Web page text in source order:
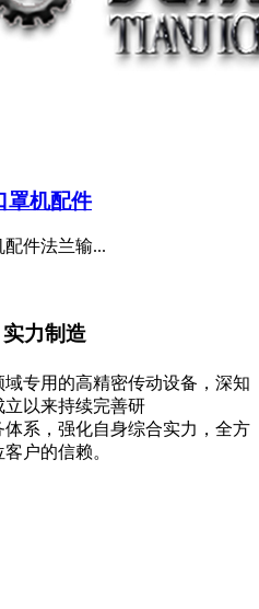
罩机配件
件法兰输...
实力制造
专用的高精密传动设备，深知
立以来持续完善研
系，强化自身综合实力，全方
户的信赖。